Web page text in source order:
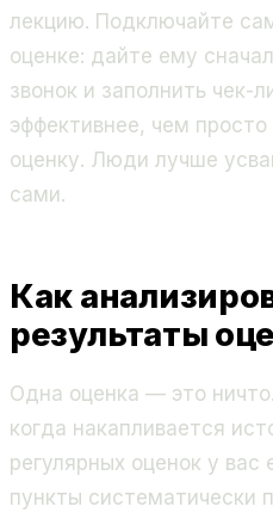
лекцию. Подключайте
оценке: дайте ему
звонок и заполнить чек-
эффективнее, чем
оценку. Люди лучше
сами.
Как
результаты
Одна оценка — это
когда накапливается
регулярных оценок у вас
пункты систематически